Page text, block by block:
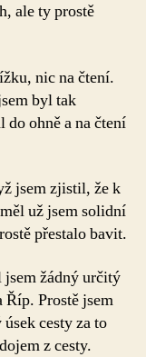
ale ty prostě
nic na čtení.
byl tak
do ohně a na čtení
jsem zjistil, že k
už jsem solidní
přestalo bavit.
žádný určitý
Říp. Prostě jsem
cesty za to
z cesty.